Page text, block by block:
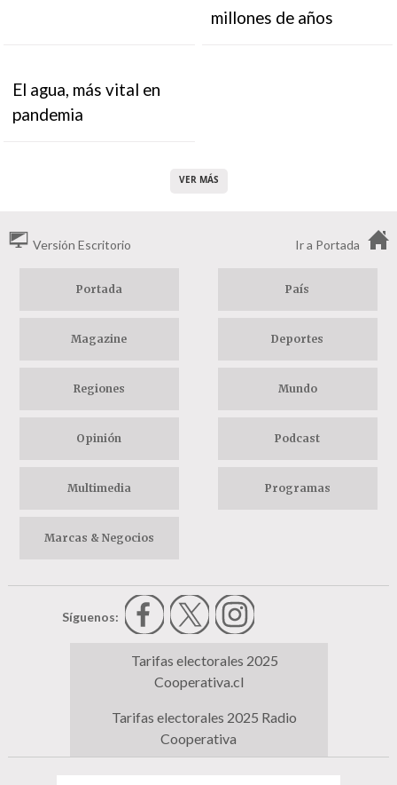
millones de años
El agua, más vital en
pandemia
VER MÁS
Versión Escritorio Ir a Portada
Portada País
Magazine Deportes
Regiones Mundo
Opinión Podcast
Multimedia Programas
Marcas & Negocios
Síguenos:
Tarifas electorales 2025
Cooperativa.cl
Tarifas electorales 2025 Radio
Cooperativa